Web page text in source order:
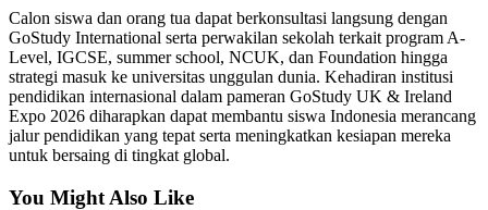
Calon siswa dan orang tua dapat berkonsultasi langsung dengan
GoStudy International serta perwakilan sekolah terkait program A-
Level, IGCSE, summer school, NCUK, dan Foundation hingga
strategi masuk ke universitas unggulan dunia. Kehadiran institusi
pendidikan internasional dalam pameran GoStudy UK & Ireland
Expo 2026 diharapkan dapat membantu siswa Indonesia merancang
jalur pendidikan yang tepat serta meningkatkan kesiapan mereka
untuk bersaing di tingkat global.
You Might Also Like